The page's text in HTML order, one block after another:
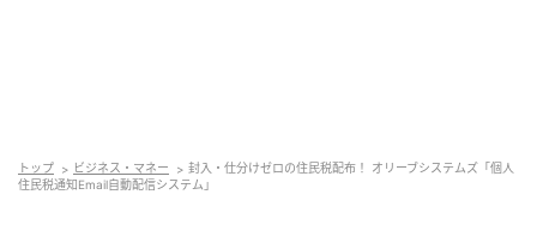
販売開始：2026年5月（2026年度分）
トップ ビジネス・マネー
封入・仕分けゼロの住民税配布！ オリーブシステムズ「個人
住民税通知Email自動配信システム」